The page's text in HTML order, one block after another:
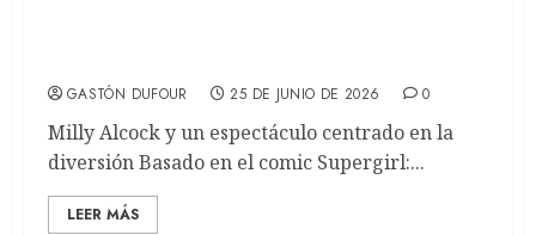
GASTÓN DUFOUR 25 DE JUNIO DE 2026 0
Milly Alcock y un espectáculo centrado en la
diversión Basado en el comic Supergirl:...
LEER MÁS